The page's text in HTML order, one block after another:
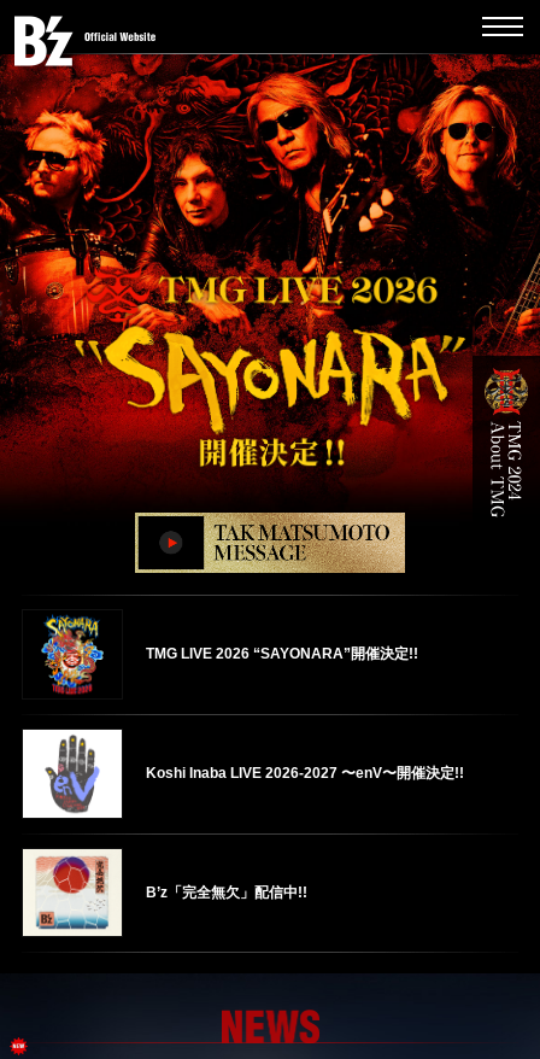
TMG LIVE 2026 “SAYONARA”開催決定!!
Koshi Inaba LIVE 2026-2027 〜enV〜開催決定!!
B’z「完全無欠」 配信中!!
B’z ALBUM「FYOP」【FYOP＋盤】NOW ON SALE